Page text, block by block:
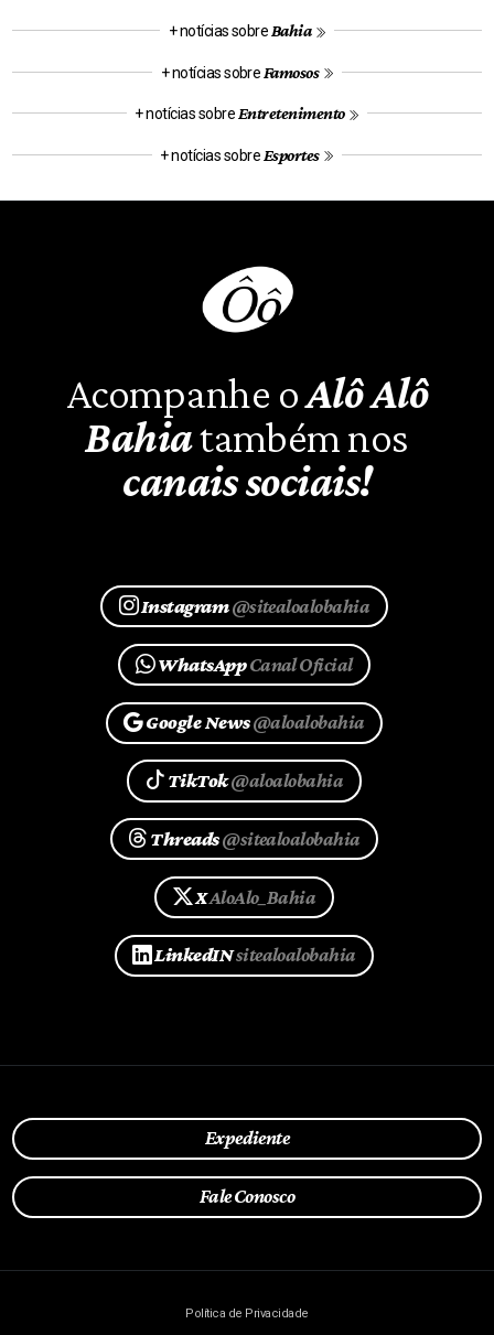
+ notícias sobreBahia
+ notícias sobre Famosos
+ notícias sobreEntretenimento
+ notícias sobre Esportes
Acompanhe oAlô Alô
Bahiatambém nos
canais sociais!
Instagram@sitealoalobahia
WhatsAppCanal Oficial
Google News@aloalobahia
TikTok@aloalobahia
Threads@sitealoalobahia
XAloAlo_Bahia
LinkedINsitealoalobahia
Expediente
Fale Conosco
Política de Privacidade